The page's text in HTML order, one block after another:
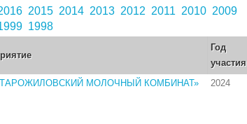
2015 2014 2013 2012 2011 2010 2009
1998
Год
участия
МОЛОЧНЫЙ КОМБИНАТ» 2024